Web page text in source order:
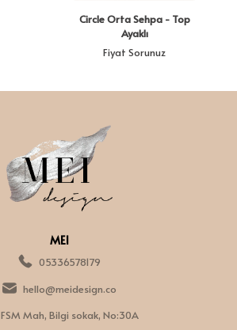
Circle Orta Sehpa - Top
Ayaklı
Fiyat Sorunuz
MEI
05336578179
hello@meidesign.co
FSM Mah, Bilgi sokak, No:30A